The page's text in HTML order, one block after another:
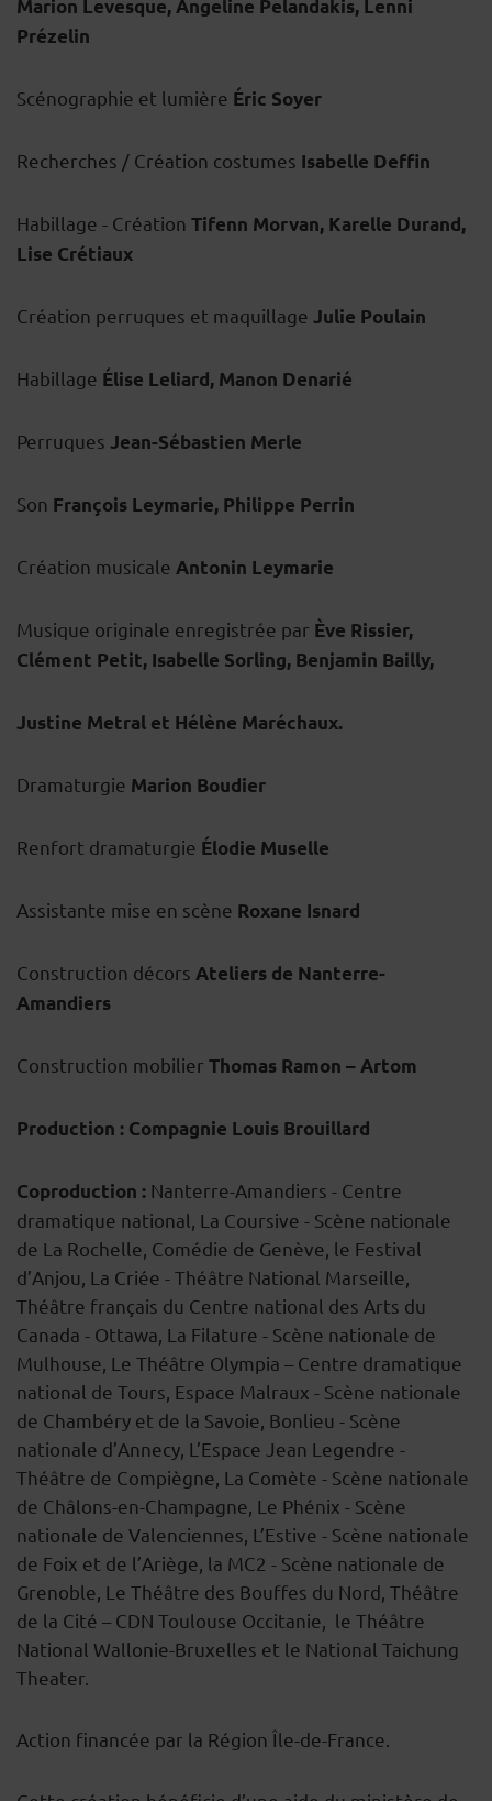
Marion Levesque, Angeline Pelandakis, Lenni
Prézelin
Scénographie et lumière Éric Soyer
Recherches / Création costumes Isabelle Deffin
Habillage - Création Tifenn Morvan, Karelle Durand,
Lise Crétiaux
Création perruques et maquillage Julie Poulain
Habillage Élise Leliard, Manon Denarié
Perruques Jean-Sébastien Merle
Son François Leymarie, Philippe Perrin
Création musicale Antonin Leymarie
Musique originale enregistrée par Ève Rissier,
Clément Petit, Isabelle Sorling, Benjamin Bailly,
Justine Metral et Hélène Maréchaux.
Dramaturgie Marion Boudier
Renfort dramaturgie Élodie Muselle
Assistante mise en scène Roxane Isnard
Construction décors Ateliers de Nanterre-
Amandiers
Construction mobilier Thomas Ramon – Artom
Production : Compagnie Louis Brouillard
Coproduction : Nanterre-Amandiers - Centre
dramatique national, La Coursive - Scène nationale
de La Rochelle, Comédie de Genève, le Festival
d’Anjou, La Criée - Théâtre National Marseille,
Théâtre français du Centre national des Arts du
Canada - Ottawa, La Filature - Scène nationale de
Mulhouse, Le Théâtre Olympia – Centre dramatique
national de Tours, Espace Malraux - Scène nationale
de Chambéry et de la Savoie, Bonlieu - Scène
nationale d’Annecy, L’Espace Jean Legendre -
Théâtre de Compiègne, La Comète - Scène nationale
de Châlons-en-Champagne, Le Phénix - Scène
nationale de Valenciennes, L’Estive - Scène nationale
de Foix et de l’Ariège, la MC2 - Scène nationale de
Grenoble, Le Théâtre des Bouffes du Nord, Théâtre
de la Cité – CDN Toulouse Occitanie,
le Théâtre
National Wallonie-Bruxelles et le National Taichung
Theater.
Action financée par la Région Île-de-France.